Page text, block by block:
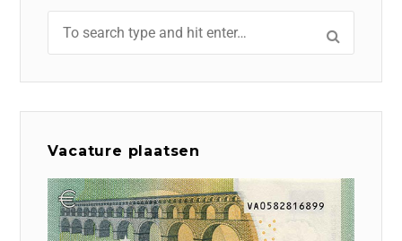
Vacature plaatsen